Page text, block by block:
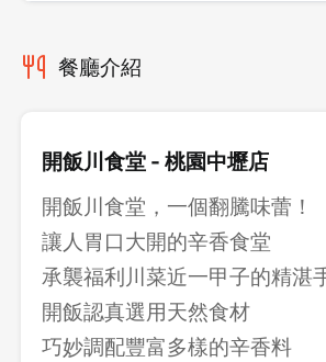
餐廳介紹
開飯川食堂 - 桃園中壢店
開飯川食堂，一個翻騰味蕾！
讓人胃口大開的辛香食堂
承襲福利川菜近一甲子的精湛
開飯認真選用天然食材
巧妙調配豐富多樣的辛香料